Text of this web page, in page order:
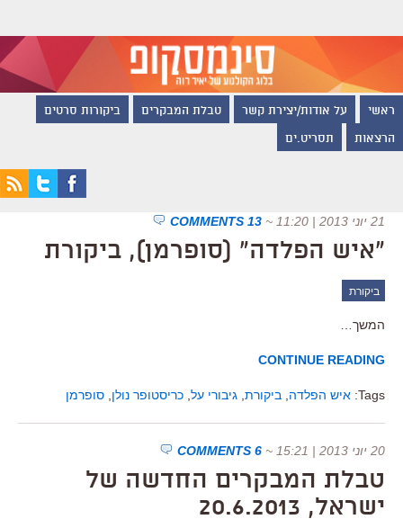
ראשי על אודות/יצירת קשר טבלת המבקרים ביקורות סרטים
הרצאות תסריט.ים
21 יוני 2013 | 11:20 ~
13 COMMENTS
"איש הפלדה" (סופרמן), ביקורת
ביקורת
המשך…
CONTINUE READING
Tags: איש הפלדה ביקורת גיבורי על כריסטופר נולן סופרמן
20 יוני 2013 | 15:21 ~
6 COMMENTS
טבלת המבקרים החדשה של
ישראל, 20.6.2013